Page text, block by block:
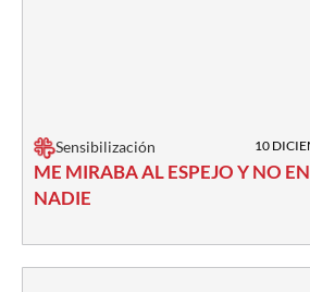
Sensibilización 10
ME MIRABA AL ESPEJO Y NO
NADIE